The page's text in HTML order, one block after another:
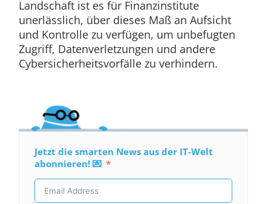
Landschaft ist es für Finanzinstitute
unerlässlich, über dieses Maß an Aufsicht
und Kontrolle zu verfügen, um unbefugten
Zugriff, Datenverletzungen und andere
Cybersicherheitsvorfälle zu verhindern.
Jetzt die smarten News aus der IT-Welt
abonnieren! 💌